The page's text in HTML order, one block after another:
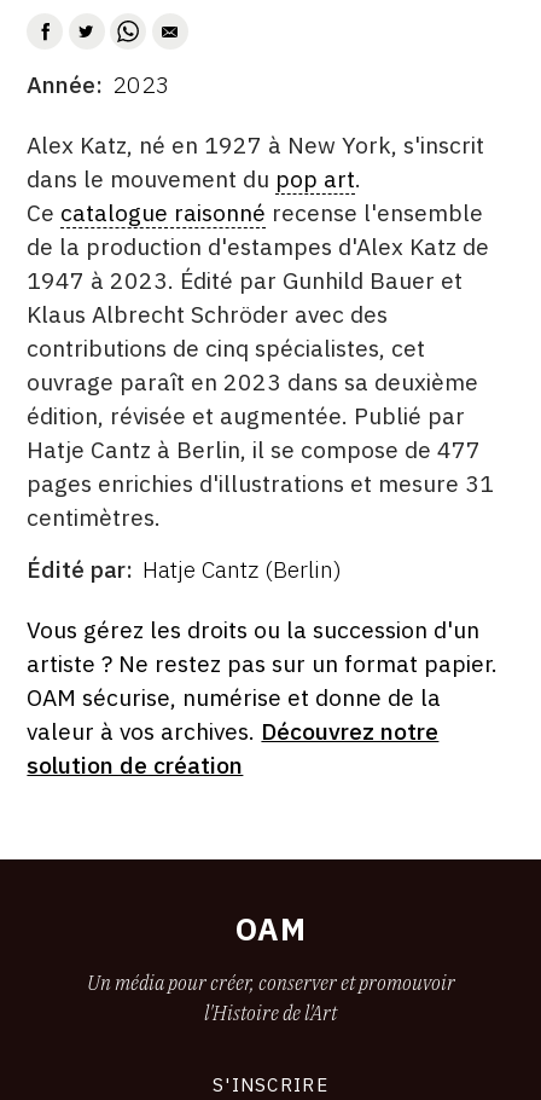
AUTEUR
DATE
Année 2023
DESCRITPTION
Alex Katz, né en 1927 à New York, s'inscrit
dans le mouvement du pop art.
Ce catalogue raisonné recense l'ensemble
de la production d'estampes d'Alex Katz de
1947 à 2023. Édité par Gunhild Bauer et
Klaus Albrecht Schröder avec des
contributions de cinq spécialistes, cet
ouvrage paraît en 2023 dans sa deuxième
édition, révisée et augmentée. Publié par
Hatje Cantz à Berlin, il se compose de 477
pages enrichies d'illustrations et mesure 31
centimètres.
ÉDITÉ
Édité par Hatje Cantz (Berlin)
FORMAT
ÉTAT
Vous gérez les droits ou la succession d'un
artiste ? Ne restez pas sur un format papier.
OAM sécurise, numérise et donne de la
valeur à vos archives. Découvrez notre
solution de création
OAM
Un média pour créer, conserver et promouvoir
l'Histoire de l'Art
S'INSCRIRE